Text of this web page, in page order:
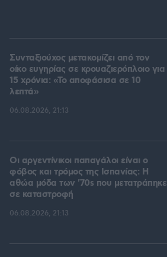
Συνταξιούχος μετακομίζει από τον
οίκο ευγηρίας σε κρουαζιερόπλοιο για
15 χρόνια: «Το αποφάσισα σε 10
λεπτά»
06.08.2026, 21:13
Οι αργεντίνικοι παπαγάλοι είναι ο
φόβος και τρόμος της Ισπανίας: Η
αθώα μόδα των '70s που μετατράπηκε
σε καταστροφή
06.08.2026, 21:13